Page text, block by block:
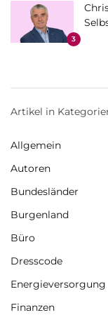
3
Artikel in
Allgemein
Autoren
Bundesländer
Burgenland
Büro
Dresscode
Energieversorgung
Finanzen